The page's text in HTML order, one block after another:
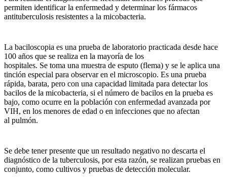
permiten identificar la enfermedad y determinar los fármacos
antituberculosis resistentes a la micobacteria.
La baciloscopia es una prueba de laboratorio practicada desde hace
100 años que se realiza en la mayoría de los
hospitales. Se toma una muestra de esputo (flema) y se le aplica una
tinción especial para observar en el microscopio. Es una prueba
rápida, barata, pero con una capacidad limitada para detectar los
bacilos de la micobacteria, si el número de bacilos en la prueba es
bajo, como ocurre en la población con enfermedad avanzada por
VIH, en los menores de edad o en infecciones que no afectan
al pulmón.
Se debe tener presente que un resultado negativo no descarta el
diagnóstico de la tuberculosis, por esta razón, se realizan pruebas en
conjunto, como cultivos y pruebas de detección molecular.